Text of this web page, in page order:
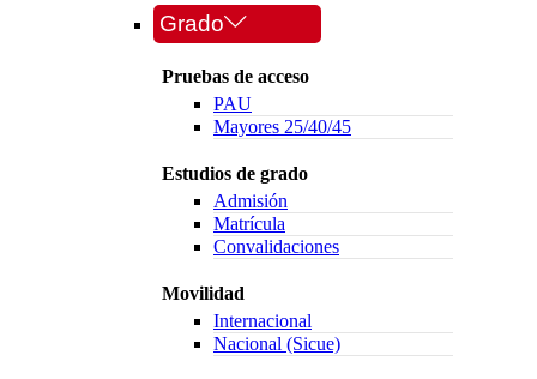
Grado
Pruebas de acceso
PAU
Mayores 25/40/45
Estudios de grado
Admisión
Matrícula
Convalidaciones
Movilidad
Internacional
Nacional (Sicue)